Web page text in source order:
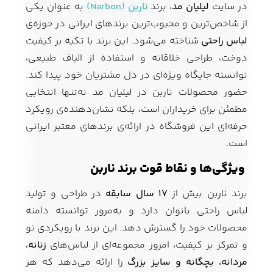
در سایت لیلیان مد، برند ناربن (Narbon)
به عنوان یکی
از شاخص‌ترین و محبوب‌ترین برندهای ایرانی در حوزه‌ی
لباس راحتی شناخته می‌شود. این برند با تکیه بر کیفیت
دوخت، طراحی خلاقانه و استفاده از الیاف طبیعی،
توانسته جایگاه ویژه‌ای در دل مشتریان خود پیدا کند.
حضور محصولات ناربن در لیلیان مد نه‌تنها انتخابی
مطمئن برای خریداران است، بلکه نشان‌دهنده‌ی رویکرد
حرفه‌ای این فروشگاه در ارائه‌ی برندهای معتبر ایرانی
است.
ویژگی‌ها و نقاط قوت برند ناربن
برند ناربن بیش از ۱۷ سال سابقه
در طراحی و تولید
لباس راحتی بانوان دارد و به‌مرور توانسته دامنه
محصولات خود را گسترش دهد. این برند با رویکردی نو
و تمرکز بر کیفیت، امروز مجموعه‌ای از لباس‌های زنانه،
مردانه، بچگانه و سایز بزرگ را ارائه می‌دهد که هر